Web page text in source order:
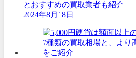
とおすすめの買取業者も紹介
2024年8月18日